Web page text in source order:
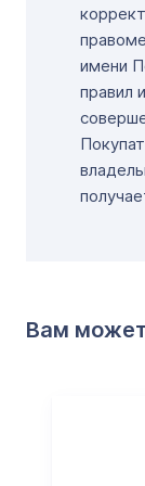
имени
правил
Вам